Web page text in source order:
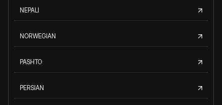
NEPALI
NORWEGIAN
PASHTO
PERSIAN